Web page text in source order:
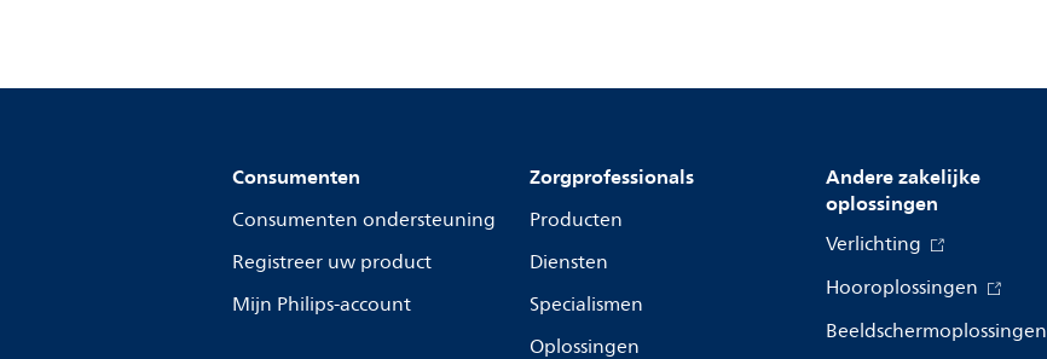
Consumenten
Consumenten ondersteuning
Registreer uw product
Mijn Philips-account
Zorgprofessionals
Producten
Diensten
Specialismen
Oplossingen
Andere zakelijke
oplossingen
Verlichting
Hooroplossingen
Beeldschermoplossingen